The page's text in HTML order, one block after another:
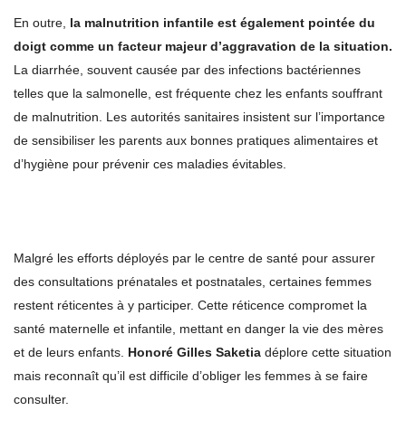
En outre, la malnutrition infantile est également pointée du
doigt comme un facteur majeur d’aggravation de la situation.
La diarrhée, souvent causée par des infections bactériennes
telles que la salmonelle, est fréquente chez les enfants souffrant
de malnutrition. Les autorités sanitaires insistent sur l’importance
de sensibiliser les parents aux bonnes pratiques alimentaires et
d’hygiène pour prévenir ces maladies évitables.
Malgré les efforts déployés par le centre de santé pour assurer
des consultations prénatales et postnatales, certaines femmes
restent réticentes à y participer. Cette réticence compromet la
santé maternelle et infantile, mettant en danger la vie des mères
et de leurs enfants. Honoré Gilles Saketia déplore cette situation
mais reconnaît qu’il est difficile d’obliger les femmes à se faire
consulter.